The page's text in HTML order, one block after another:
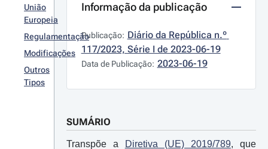
União
Europeia
Regulamentação
Modificações
Outros
Tipos
Informação da publicação
Publicação: Diário da República n.º
117/2023, Série I de 2023-06-19
Data de Publicação: 2023-06-19
SUMÁRIO
Transpõe a Diretiva (UE) 2019/789, que